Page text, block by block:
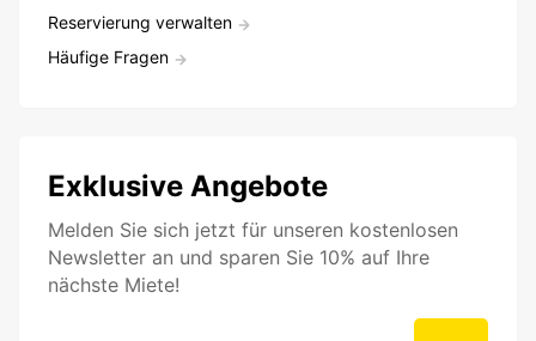
Reservierung verwalten
Häufige Fragen
Exklusive Angebote
Melden Sie sich jetzt für unseren kostenlosen
Newsletter an und sparen Sie 10% auf Ihre
nächste Miete!